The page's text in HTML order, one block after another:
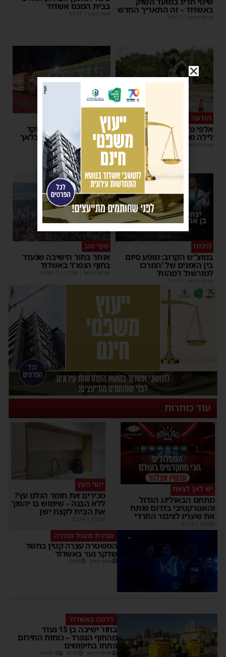
באשדוד – זה התאריך החדש
מנחם דויטש 16:07
בבית המכס אשדוד
משה קאהן 15:37
הודעה לנהגים
אלפי נהגים יושפעו: עבודות
לילה סמוך לאשדוד
מנחם דויטש 11:10
כל טיפה מצילה
אשדוד מצילה חיים: מוקד
התרמת דם ליד השטיבלאך
משה קאהן 11:05
היכונו
במוצ”ש הקרוב: מופע סיום
בין הזמנים של 'המרכז
למורשת' ו'מהות'
מנחם דויטש
סוף טוב
אותר בחור הישיבה שנעדר
בחוף הנפרד באשדוד
מנחם דויטש 22:08
עוד כותרות
יש לאן לצאת
מתחם הבאולינג הגדול
והאטרקטיבי בדרום פותח
את שעריו לציבור החרדי
מקודם
יופי העץ
מכירים את חומר הגלם עץ?
ללא הבנה – שימוש בו יהפוך
את הבית לקצת ישן
מקודם
סגירת מעגל מהירה
המשטרה עצרה קטין בחשד
שדקר נער באשדוד
משה קאהן 21:59
דרמה באשדוד
בחור ישיבה בן 15 נעדר
מהחוף הנפרד – כוחות החירום
פתחו בחיפושים
מנחם דויטש 18:32 1 תגובות
פרסומת